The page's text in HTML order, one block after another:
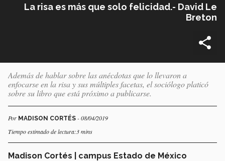
La risa es más que solo felicidad.- David Le
Breton
Además de hablar sobre las anécdotas que lo llevaron a
enfocarse en la risa y sus múltiples facetas, el sociólogo platicó
sobre su libro que está próximo a publicarse.
Por MADISON CORTÉS - 08/04/2019
Tiempo estimado de lectura:3 mins
Madison Cortés | campus Estado de México